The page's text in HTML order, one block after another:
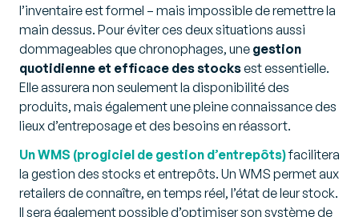
l’inventaire est formel – mais impossible de remettre la
main dessus. Pour éviter ces deux situations aussi
dommageables que chronophages, une gestion
quotidienne et efficace des stocksest essentielle.
Elle assurera non seulement la disponibilité des
produits, mais également une pleine connaissance des
lieux d’entreposage et des besoins en réassort.
Un WMS (progiciel de gestion d’entrepôts)facilitera
la gestion des stocks et entrepôts. Un WMS permet aux
retailers de connaître, en temps réel, l’état de leur stock.
Il sera également possible d’optimiser son système de